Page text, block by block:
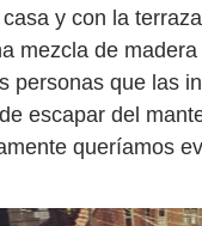
y con la
mezcla de
personas que las
escapar del
queríamos